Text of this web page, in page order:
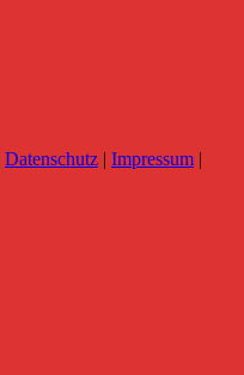
Datenschutz | Impressum |